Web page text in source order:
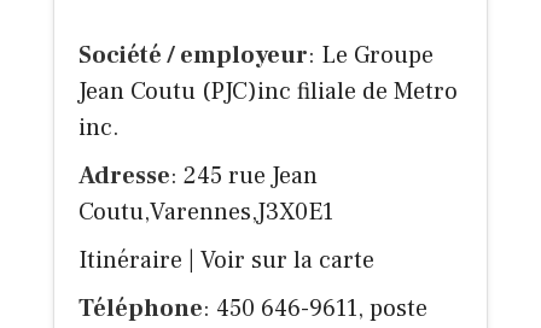
Société / employeur: Le Groupe
Jean Coutu (PJC)inc filiale de Metro
inc.
Adresse: 245 rue Jean
Coutu,Varennes,J3X0E1
Itinéraire
Voir sur la carte
Téléphone: 450 646-9611, poste